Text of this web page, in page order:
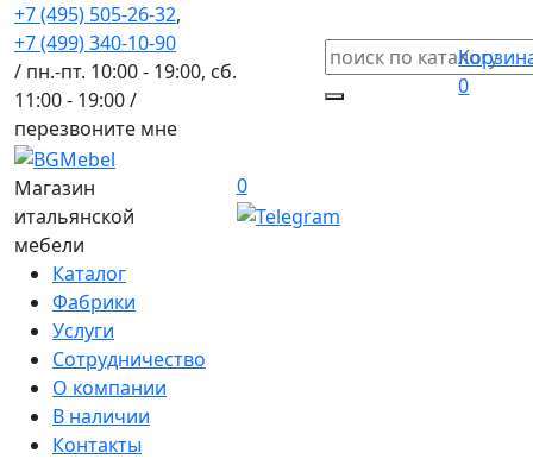
+7 (495) 505-26-32,
+7 (499) 340-10-90
/ пн.-пт. 10:00 - 19:00, сб.
11:00 - 19:00 /
перезвоните мне
0
Магазин
итальянской
мебели
0
Каталог
Фабрики
Услуги
Сотрудничество
О компании
В наличии
Контакты